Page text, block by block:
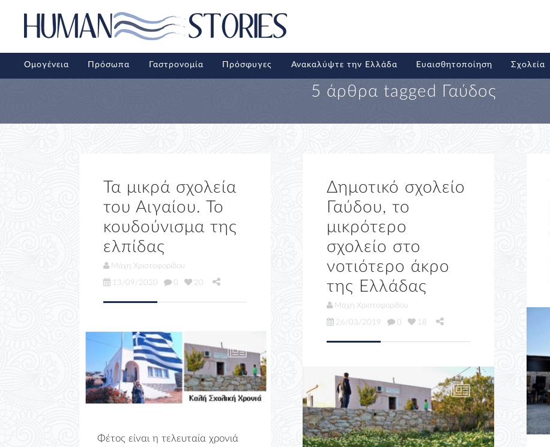
Ομογένεια Πρόσωπα Γαστρονομία Πρόσφυγες Ανακαλύψτε την Ελλάδα Ευαισθητοποίηση Σχολεία
5 άρθρα tagged Γαύδος
Τα μικρά σχολεία
του Αιγαίου. Το
κουδούνισμα της
ελπίδας
Μάχη Χριστοφορίδου
13/09/2020
0 20
Φέτος είναι η τελευταία χρονιά
Δημοτικό σχολείο
Γαύδου, το
μικρότερο
σχολείο στο
νοτιότερο άκρο
της Ελλάδας
Μάχη Χριστοφορίδου
26/03/2019
0 18